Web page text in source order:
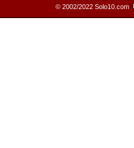
© 2002/2022 Solo10.com